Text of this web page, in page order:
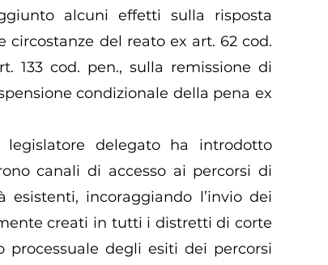
alcuni effetti sulla risposta
del reato ex art. 62 cod.
133 cod. pen., sulla remissione di
condizionale della pena ex
delegato ha introdotto
canali di accesso ai percorsi di
incoraggiando l’invio dei
creati in tutti i distretti di corte
processuale degli esiti dei percorsi